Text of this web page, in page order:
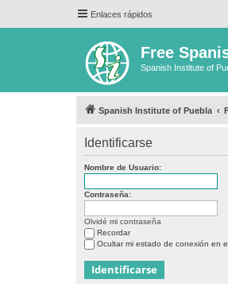
Enlaces rápidos
Free
Spanish Institute of
Spanish Institute of Puebla
Identificarse
Nombre de Usuario:
Contraseña:
Olvidé mi contraseña
Recordar
Ocultar mi estado de conexión en